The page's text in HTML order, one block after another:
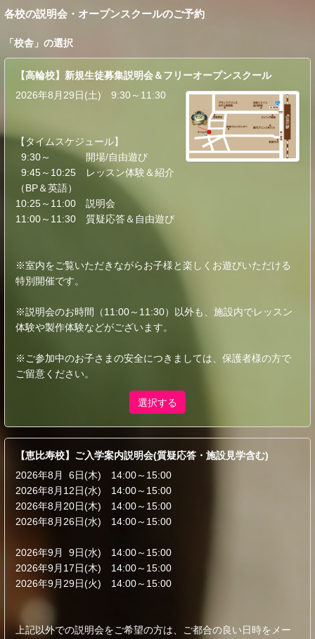
各校の説明会・オープンスクールのご予約
「 校舎 」の選択
【高輪校】新規生徒募集説明会＆フリーオープンスクール
2026年8月29日(土) 9:30～11:30
【タイムスケジュール】
9:30～ 開場/自由遊び
9:45～10:25 レッスン体験＆紹介
（BP＆英語）
10:25～11:00 説明会
11:00～11:30 質疑応答＆自由遊び
※室内をご覧いただきながらお子様と楽しくお遊びいただける
特別開催です。
※説明会のお時間（11:00～11:30）以外も、施設内でレッスン
体験や製作体験などがございます。
※ご参加中のお子さまの安全につきましては、保護者様の方で
ご留意ください。
選択する
【恵比寿校】ご入学案内説明会(質疑応答・施設見学含む)
2026年8月 6日(木) 14:00～15:00
2026年8月12日(水) 14:00～15:00
2026年8月20日(木) 14:00～15:00
2026年8月26日(水) 14:00～15:00
2026年9月 9日(水) 14:00～15:00
2026年9月17日(木) 14:00～15:00
2026年9月29日(火) 14:00～15:00
上記以外での説明会をご希望の方は、ご都合の良い日時をメー